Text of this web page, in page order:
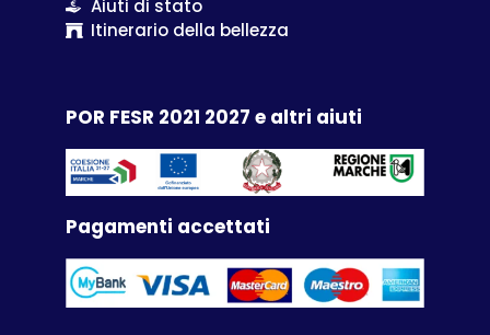
Aiuti di stato
Itinerario della bellezza
POR FESR 2021 2027 e altri aiuti
Pagamenti accettati